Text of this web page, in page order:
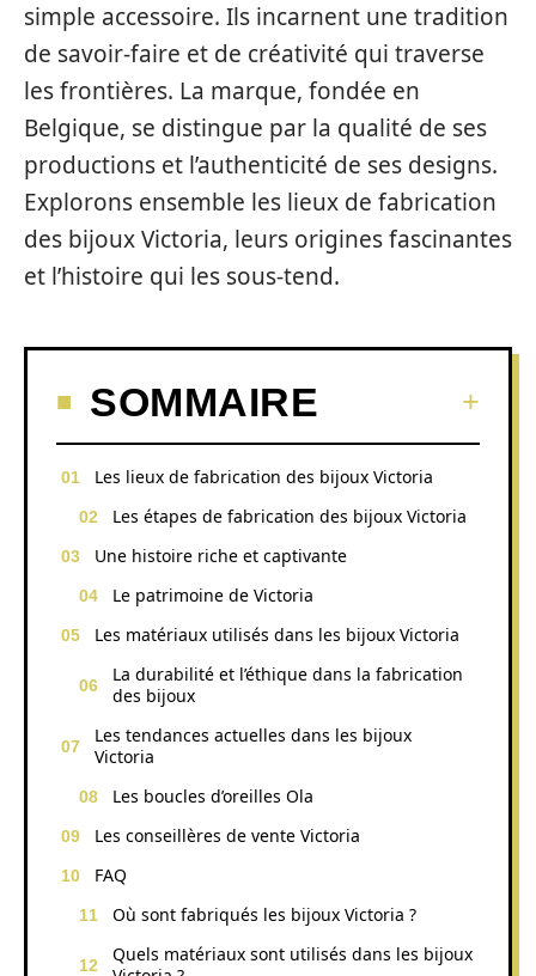
simple accessoire. Ils incarnent une tradition
de savoir-faire et de créativité qui traverse
les frontières. La marque, fondée en
Belgique, se distingue par la qualité de ses
productions et l’authenticité de ses designs.
Explorons ensemble les lieux de fabrication
des bijoux Victoria, leurs origines fascinantes
et l’histoire qui les sous-tend.
SOMMAIRE
Les lieux de fabrication des bijoux Victoria
Les étapes de fabrication des bijoux Victoria
Une histoire riche et captivante
Le patrimoine de Victoria
Les matériaux utilisés dans les bijoux Victoria
La durabilité et l’éthique dans la fabrication
des bijoux
Les tendances actuelles dans les bijoux
Victoria
Les boucles d’oreilles Ola
Les conseillères de vente Victoria
FAQ
Où sont fabriqués les bijoux Victoria ?
Quels matériaux sont utilisés dans les bijoux